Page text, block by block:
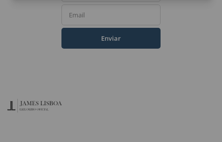
Email
Enviar